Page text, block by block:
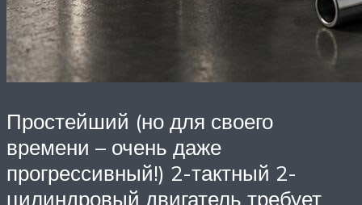
Простейший (но для своего
времени – очень даже
прогрессивный!) 2-тактный 2-
цилиндровый двигатель требует